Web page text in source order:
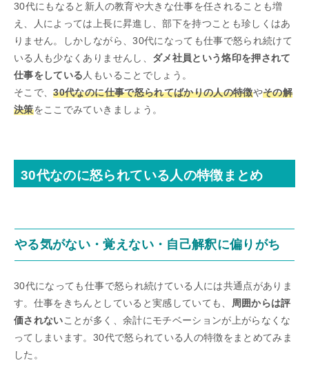
30代にもなると新人の教育や大きな仕事を任されることも増
え、人によっては上長に昇進し、部下を持つことも珍しくはあ
りません。しかしながら、30代になっても仕事で怒られ続けて
いる人も少なくありませんし、 ダメ社員という烙印を押されて
仕事をしている人もいることでしょう。
そこで、30代なのに仕事で怒られてばかりの人の特徴やその解
決策をここでみていきましょう。
30代なのに怒られている人の特徴まとめ
やる気がない・覚えない・自己解釈に偏りがち
30代になっても仕事で怒られ続けている人には共通点がありま
す。仕事をきちんとしていると実感していても、 周囲からは評
価されないことが多く、余計にモチベーションが上がらなくな
ってしまいます。30代で怒られている人の特徴をまとめてみま
した。